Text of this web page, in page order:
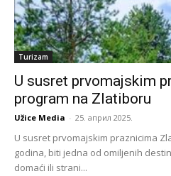
Turizam
U susret prvomajskim
program na Zlatiboru
Užice Media - 25. април 2025.
U susret prvomajskim praznicima
godina, biti jedna od omiljenih
domaći ili strani...